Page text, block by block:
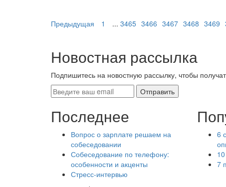
Предыдущая 1 ... 3465 3466 3467 3468 3469
Новостная рассылка
Подпишитесь на новостную рассылку, чтобы
Последнее
Вопрос о зарплате решаем на
собеседовании
Собеседование по телефону:
особенности и акценты
Стресс-интервью
6
7